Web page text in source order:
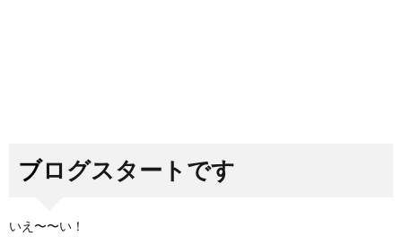
ブログスタートです
いえ〜〜い！